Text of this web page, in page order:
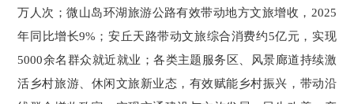
万人次；微山岛环湖旅游公路有效带动地方文旅增收，2025
年同比增长9%；安丘天路带动文旅综合消费约5亿元，实现
5000余名群众就近就业；各类主题服务区、风景廊道持续激
活乡村旅游、休闲文旅新业态，有效赋能乡村振兴，带动沿